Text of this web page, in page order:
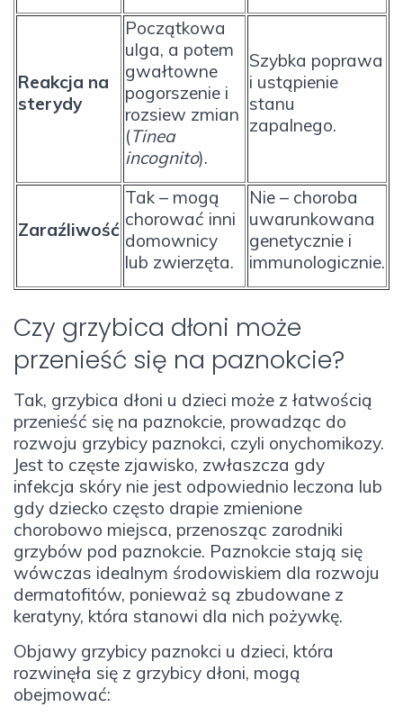
Reakcja na
sterydy
Początkowa
ulga, a potem
gwałtowne
pogorszenie i
rozsiew zmian
(Tinea
incognito).
Szybka poprawa
i ustąpienie
stanu
zapalnego.
Zaraźliwość
Tak – mogą
chorować inni
domownicy
lub zwierzęta.
Nie – choroba
uwarunkowana
genetycznie i
immunologicznie.
Czy grzybica dłoni może
przenieść się na paznokcie?
Tak, grzybica dłoni u dzieci może z łatwością
przenieść się na paznokcie, prowadząc do
rozwoju grzybicy paznokci, czyli onychomikozy.
Jest to częste zjawisko, zwłaszcza gdy
infekcja skóry nie jest odpowiednio leczona lub
gdy dziecko często drapie zmienione
chorobowo miejsca, przenosząc zarodniki
grzybów pod paznokcie. Paznokcie stają się
wówczas idealnym środowiskiem dla rozwoju
dermatofitów, ponieważ są zbudowane z
keratyny, która stanowi dla nich pożywkę.
Objawy grzybicy paznokci u dzieci, która
rozwinęła się z grzybicy dłoni, mogą
obejmować: